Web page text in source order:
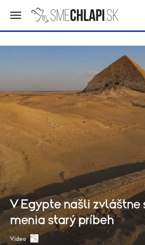
V Egypte našli zvláštne
menia starý príbeh
Video